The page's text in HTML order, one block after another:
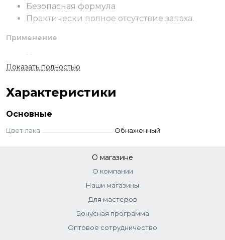
Безопасная формула
Практически полное отсутствие запаха.
Применение
На подготовленную пластину нанести
грунтовочное покрытие Lagel Bondex.
заполимеризовать.
выбранное цветное покрытие Lagel Dense.
Заполимеризовать. При необходимости
заполимеризовать.
Не допускается промежуточная
полимеризация продукта.
Показать полностью
Характеристики
Основные
Цвет лака Обнаженный
О магазине
О компании
Наши магазины
Для мастеров
Бонусная программа
Оптовое сотрудничество